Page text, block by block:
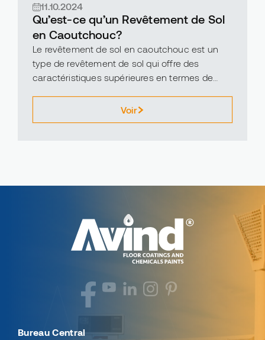
11.10.2024
Qu’est-ce qu’un Revêtement de Sol
en Caoutchouc?
Le revêtement de sol en caoutchouc est un
type de revêtement de sol qui offre des
caractéristiques supérieures en termes de
Voir
Bureau Central